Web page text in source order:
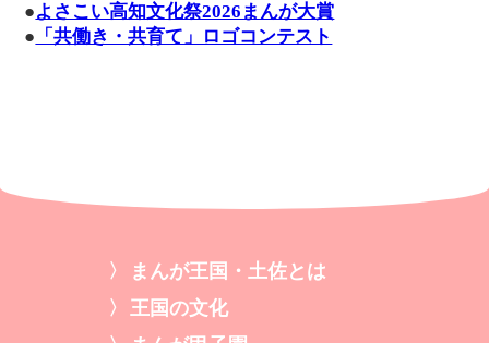
●よさこい高知文化祭2026まんが大賞
● 「共働き・共育て」ロゴコンテスト
まんが王国・土佐とは
王国の文化